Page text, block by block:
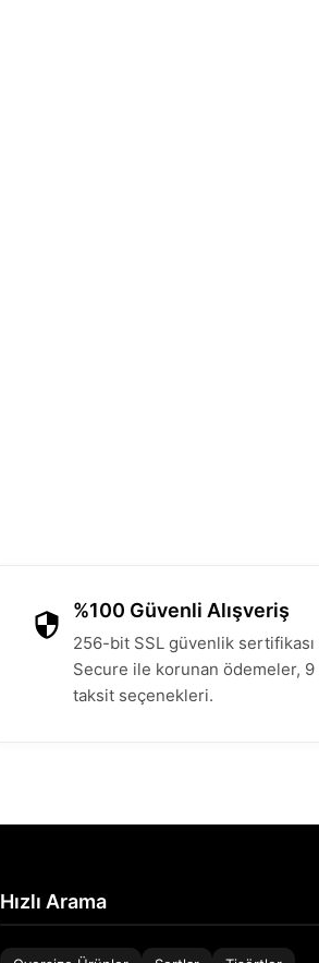
%100 Güvenli Alışveriş
256-bit SSL güvenlik sertifikası
Secure ile korunan ödemeler, 9
taksit seçenekleri.
Hızlı Arama